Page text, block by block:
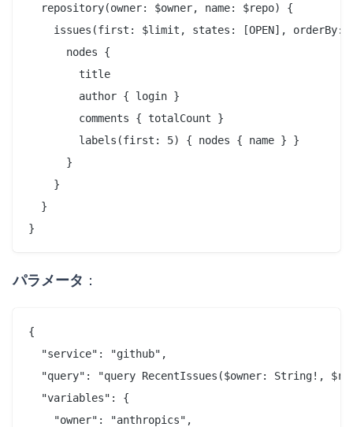
  repository(owner: $owner, name: $repo) {
issues(first: $limit, states: [OPEN], orderBy:
      nodes {
        title
        author { login }
        comments { totalCount }
        labels(first: 5) { nodes { name } }
      }
    }
  }
パラメータ ：
{
  "service": "github",
"query": "query RecentIssues($owner: String!,
  "variables": {
    "owner": "anthropics",